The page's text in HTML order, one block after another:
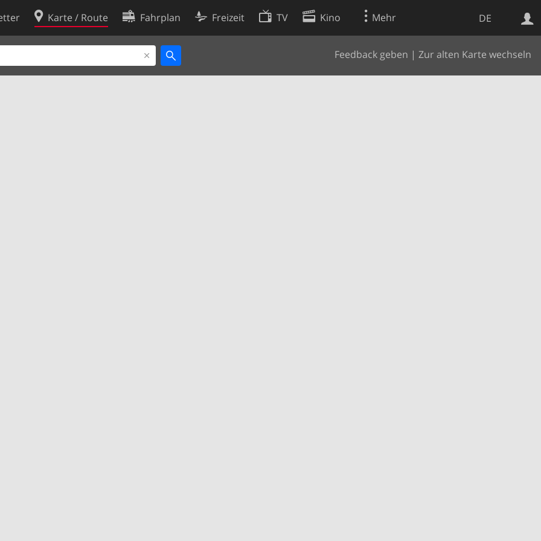
DE
Karte / Route Fahrplan Freizeit TV Kino Mehr
Feedback geben | Zur alten Karte wechseln
Websuche
Cookie-Richtlinie
Cookie-Einstellungen